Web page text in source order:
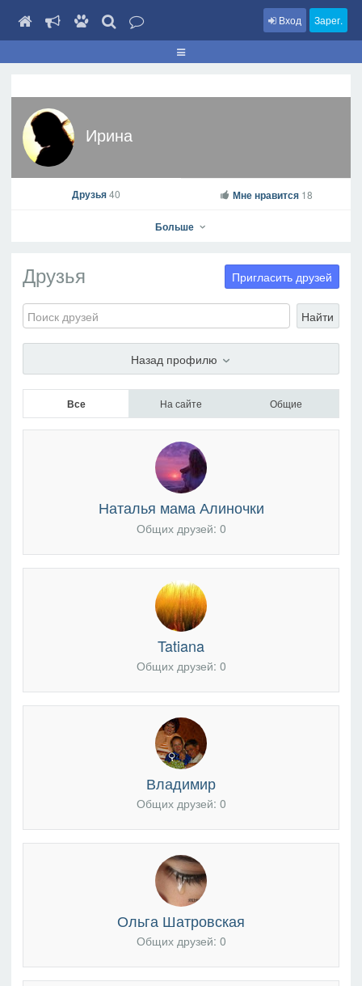
Вход Зарег.
Ирина
Ирина
На профиль
Фото Видео
Друзья40 Мне нравится 18
Больше
Друзья
Найти
Пригласить друзей
Назад профилю
Все На сайте Общие
Наталья мама Алиночки
Общих друзей: 0
Tatiana
Общих друзей: 0
Владимир
Общих друзей: 0
Ольга Шатровская
Общих друзей: 0